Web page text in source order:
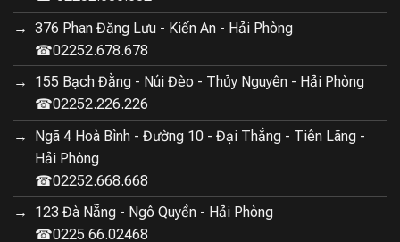
376 Phan Đăng Lưu - Kiến An - Hải Phòng
☎02252.678.678
155 Bạch Đằng - Núi Đèo - Thủy Nguyên - Hải Phòng
☎02252.226.226
Ngã 4 Hoà Bình - Đường 10 - Đại Thắng - Tiên Lãng -
Hải Phòng
☎02252.668.668
123 Đà Nẵng - Ngô Quyền - Hải Phòng
☎0225.66.02468